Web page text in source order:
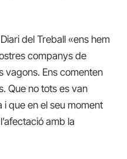
del Treball «ens hem
companys de
vagons. Ens comenten
Que no tots es van
que en el seu moment
amb la